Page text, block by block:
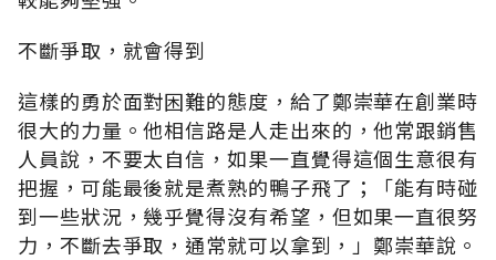
不斷爭取，就會得到
這樣的勇於面對困難的態度，給了鄭崇華在創業時
很大的力量。他相信路是人走出來的，他常跟銷售
人員說，不要太自信，如果一直覺得這個生意很有
把握，可能最後就是煮熟的鴨子飛了；「能有時碰
到一些狀況，幾乎覺得沒有希望，但如果一直很努
力，不斷去爭取，通常就可以拿到，」鄭崇華說。